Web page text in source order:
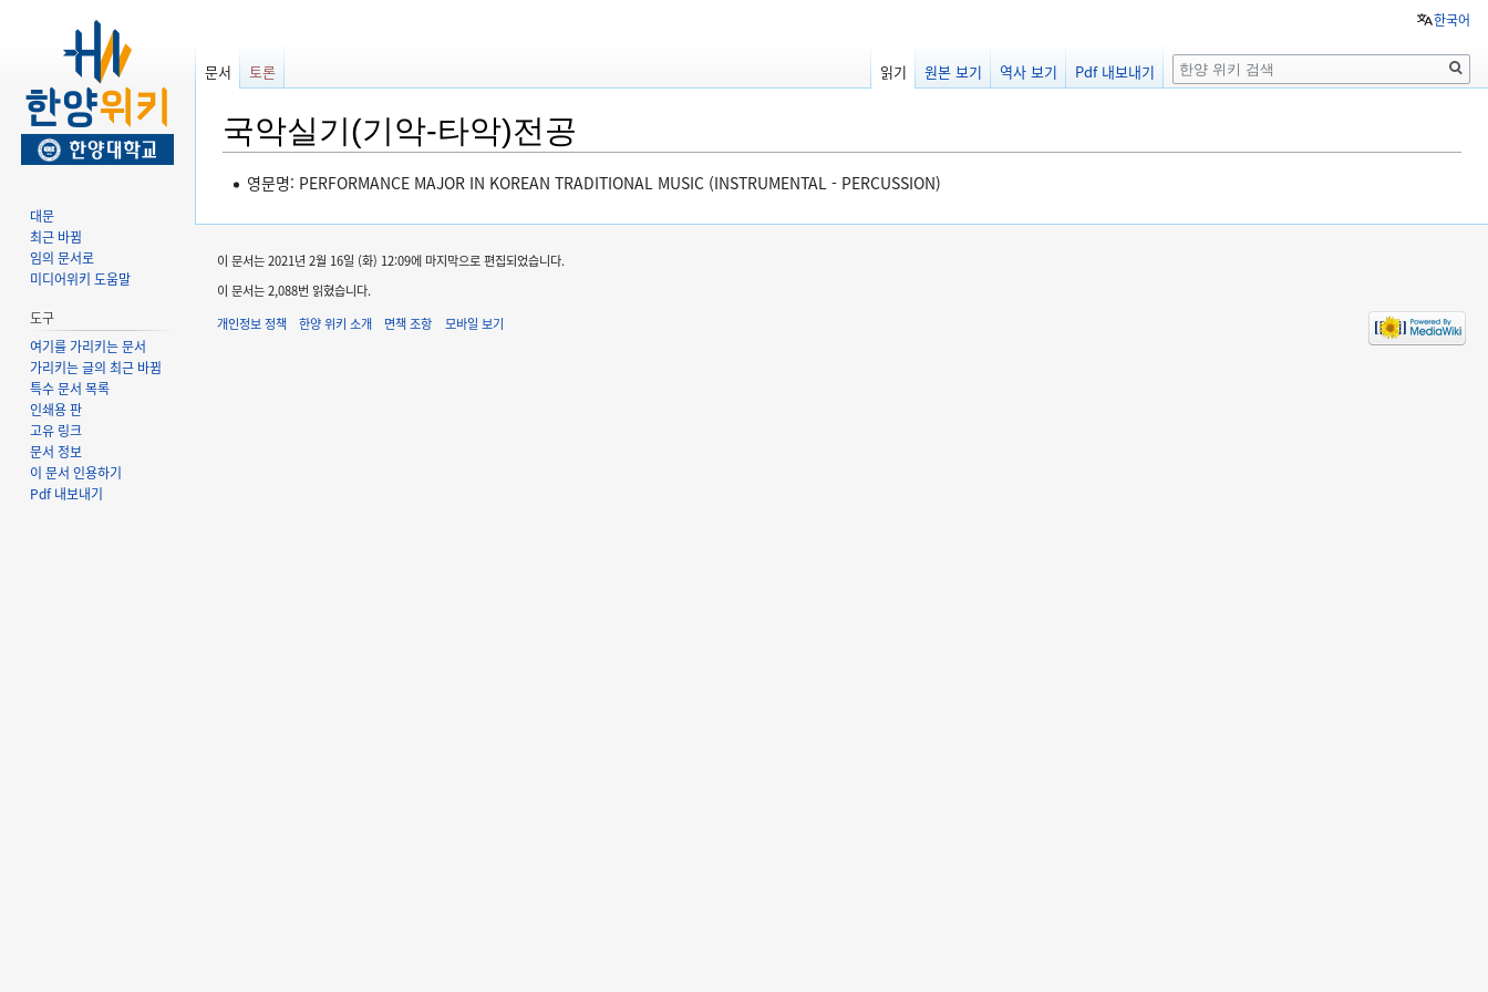
국악실기(기악-타악)전공
둘
보
기
로
가
기
검
하
러
가
기
영문명: PERFORMANCE MAJOR IN KOREAN TRADITIONAL MUSIC (INSTRUMENTAL - PERCUSSION)
한국어
문서 토론 읽기 원본 보기 역사 보기 Pdf 내보내기
검
색
대문
최근 바뀜
임의 문서로
미디어위키 도움말
도구
여기를 가리키는 문서
가리키는 글의 최근 바뀜
특수 문서 목록
인쇄용 판
고유 링크
문서 정보
이 문서 인용하기
Pdf 내보내기
이 문서는 2021년 2월 16일 (화) 12:09에 마지막으로 편집되었습니다.
이 문서는 2,088번 읽혔습니다.
개인정보 정책
한양 위키 소개 면책 조항 모바일 보기